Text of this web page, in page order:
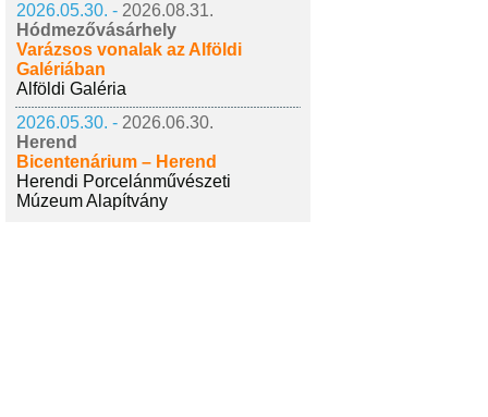
2026.05.30. - 2026.08.31.
Hódmezővásárhely
Varázsos vonalak az Alföldi
Galériában
Alföldi Galéria
2026.05.30. - 2026.06.30.
Herend
Bicentenárium – Herend
Herendi Porcelánművészeti
Múzeum Alapítvány